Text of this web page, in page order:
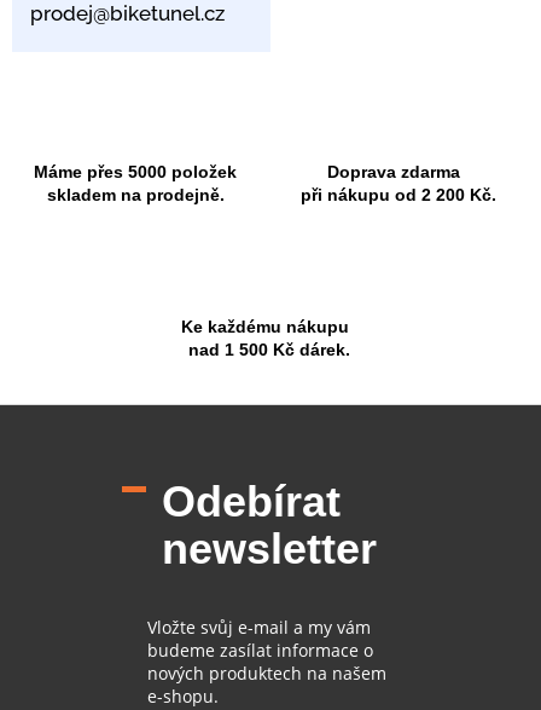
prodej@biketunel.cz
Máme přes 5000 položek
skladem na prodejně.
Doprava zdarma
při nákupu od 2 200 Kč.
Ke každému nákupu
nad 1 500 Kč dárek.
Odebírat
newsletter
Vložte svůj e-mail a my vám
budeme zasílat informace o
nových produktech na našem
e-shopu.